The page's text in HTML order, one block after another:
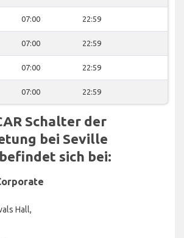
07:00 22:59
07:00 22:59
07:00 22:59
07:00 22:59
Schalter der
bei Seville
sich bei:
Hall,